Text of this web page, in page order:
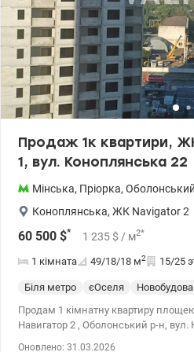
Продаж 1к квартири,
1, вул. Коноплянська 22
Мінська, Пріорка, Оболонський
Коноплянська, ЖК Navigator 2
60 500 $* 1 235 $ / м2*
1 кімната 49/18/18 м2 15/25
Біля метро єОселя Новобудова
Продам 1 кімнатну квартиру
Навигатор 2 , Оболонський р-н,
Оновлено: 31.03.2026